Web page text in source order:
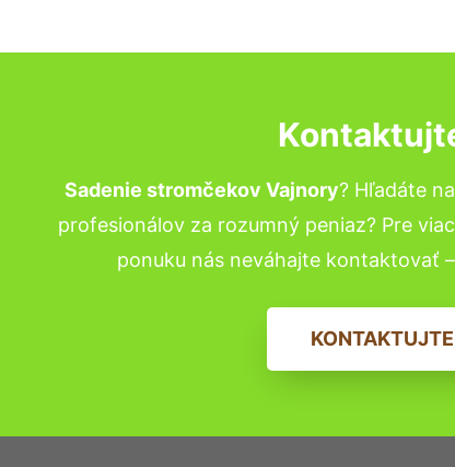
Sadenie stromčekov Vajnory? Hľadáte
profesionálov za rozumný peniaz? Pre
ponuku nás neváhajte kontaktovať